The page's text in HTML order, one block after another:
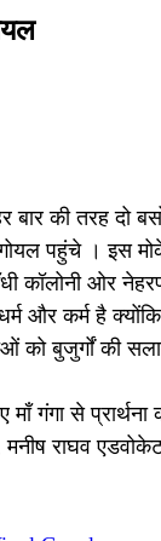
की तरह दो
पहुंचे । इस
कॉलोनी ओर
और कर्म है
की सलाह
माँ गंगा से
राघव